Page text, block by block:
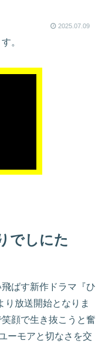
2025.07.09
。
でしにた
ばす新作ドラマ『ひ
り放送開始となりま
顔で生き抜こうと奮
ーモアと切なさを交